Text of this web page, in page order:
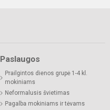
Paslaugos
Prailgintos dienos grupė 1-4 kl.
mokiniams
Neformalusis švietimas
Pagalba mokiniams ir tėvams